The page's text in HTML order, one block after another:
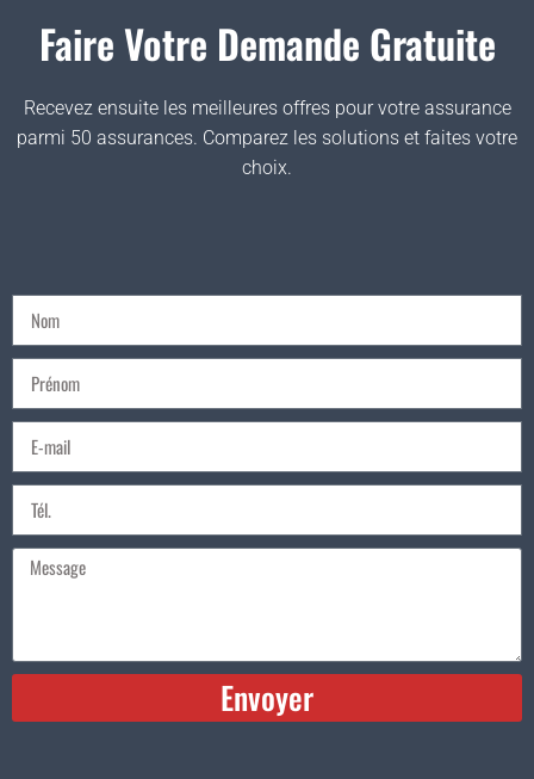
Faire Votre Demande Gratuite
Recevez ensuite les meilleures offres pour votre assurance
parmi 50 assurances. Comparez les solutions et faites votre
choix.
Envoyer